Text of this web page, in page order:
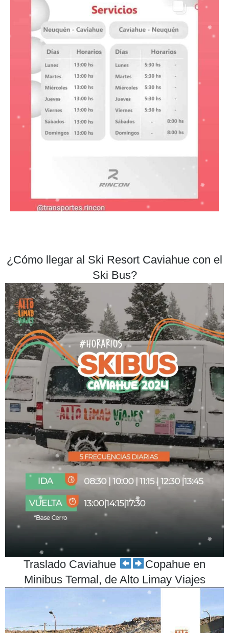
¿Cómo llegar al Ski Resort Caviahue con el
Ski Bus?
Traslado Caviahue
Copahue en
Minibus Termal, de Alto Limay Viajes